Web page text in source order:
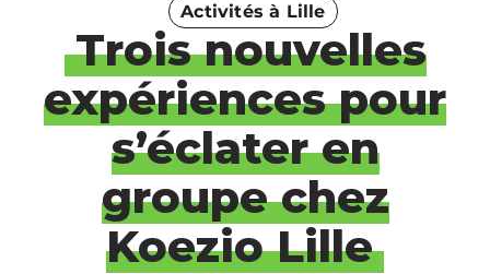
Activités à Lille
Trois nouvelles
expériences pour
s’éclater en
groupe chez
Koezio Lille